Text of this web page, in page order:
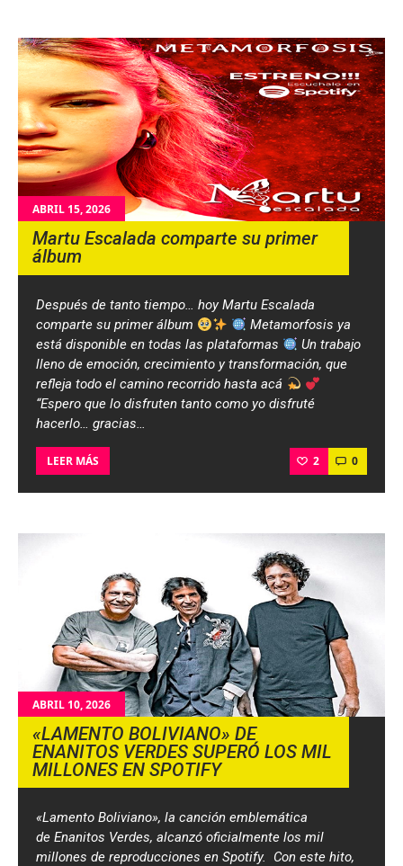
ABRIL 15, 2026
Martu Escalada comparte su primer
álbum
Después de tanto tiempo… hoy Martu Escalada
comparte su primer álbum
Metamorfosis ya
está disponible en todas las plataformas
Un trabajo
lleno de emoción, crecimiento y transformación, que
refleja todo el camino recorrido hasta acá
“Espero que lo disfruten tanto como yo disfruté
hacerlo… gracias…
LEER MÁS 2 0
ABRIL 10, 2026
«LAMENTO BOLIVIANO» DE
ENANITOS VERDES SUPERÓ LOS MIL
MILLONES EN SPOTIFY
«Lamento Boliviano», la canción emblemática
de Enanitos Verdes, alcanzó oficialmente los mil
millones de reproducciones en Spotify. Con este hito,